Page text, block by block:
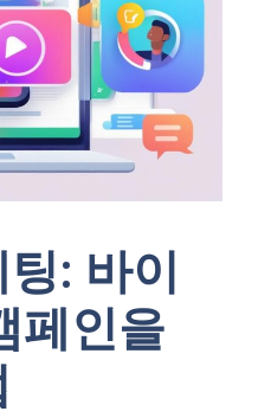
: 바이
페인을